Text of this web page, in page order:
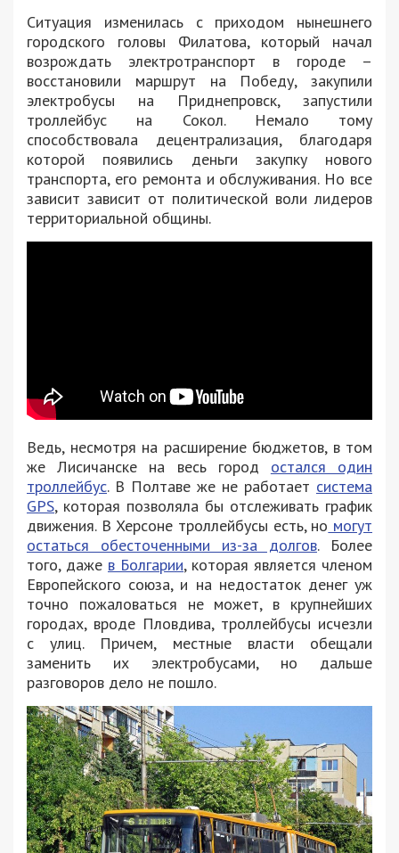
Ситуация изменилась с приходом нынешнего
городского головы Филатова, который начал
возрождать электротранспорт в городе –
восстановили маршрут на Победу, закупили
электробусы на Приднепровск, запустили
троллейбус на Сокол. Немало тому
способствовала децентрализация, благодаря
которой появились деньги закупку нового
транспорта, его ремонта и обслуживания. Но все
зависит зависит от политической воли лидеров
территориальной общины.
Ведь, несмотря на расширение бюджетов, в том
же Лисичанске на весь город остался один
троллейбус. В Полтаве же не работает система
GPS, которая позволяла бы отслеживать график
движения. В Херсоне троллейбусы есть, но могут
остаться обесточенными из-за долгов. Более
того, даже в Болгарии, которая является членом
Европейского союза, и на недостаток денег уж
точно пожаловаться не может, в крупнейших
городах, вроде Пловдива, троллейбусы исчезли
с улиц. Причем, местные власти обещали
заменить их электробусами, но дальше
разговоров дело не пошло.